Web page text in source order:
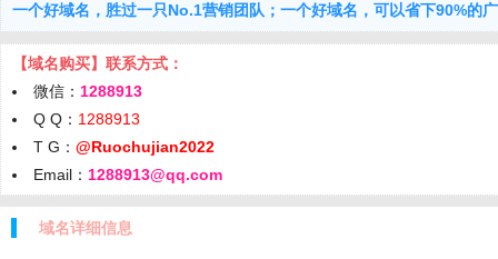
一个好域名，胜过一只No.1营销团队；一个好域名，可以省下90%的
【域名购买】联系方式：
微信： 1288913
Q Q： 1288913
T G： @Ruochujian2022
Email： 1288913@qq.com
域名详细信息